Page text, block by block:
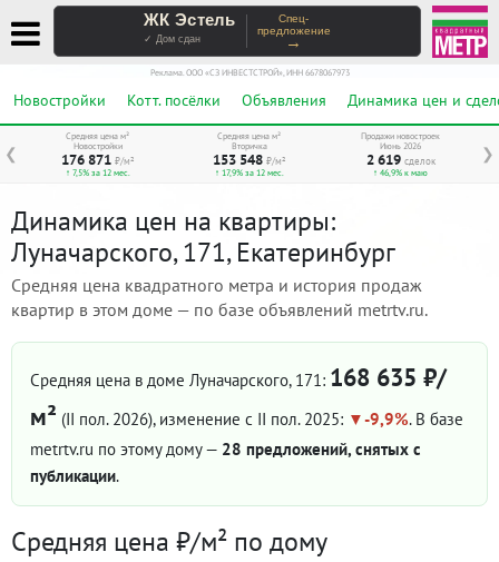
ЖК Эстель
✓ Дом сдан
Спец-
предложение
→
Реклама. ООО «СЗ ИНВЕСТСТРОЙ», ИНН 6678067973
Новостройки Котт. посёлки Объявления Динамика цен и
❮ ❯
Средняя цена м²
Новостройки
176 871 ₽/м²
↑ 7,5% за 12 мес.
Средняя цена м²
Вторичка
153 548 ₽/м²
↑ 17,9% за 12 мес.
Продажи новостроек
Июнь 2026
2 619 сделок
↑ 46,9% к маю
Динамика цен на квартиры:
Луначарского, 171, Екатеринбург
Средняя цена квадратного метра и история продаж
квартир в этом доме — по базе объявлений metrtv.ru.
Средняя цена в доме Луначарского, 171: 168 635 ₽/
м² (II пол. 2026), изменение с II пол. 2025: -9,9%. В базе
metrtv.ru по этому дому — 28 предложений, снятых с
публикации.
Средняя цена ₽/м² по дому